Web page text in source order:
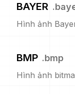
BAYER .
Hình ảnh
BMP .bmp
Hình ảnh